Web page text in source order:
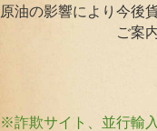
原油の影響により今後
ご案
※詐欺サイト、並行輸